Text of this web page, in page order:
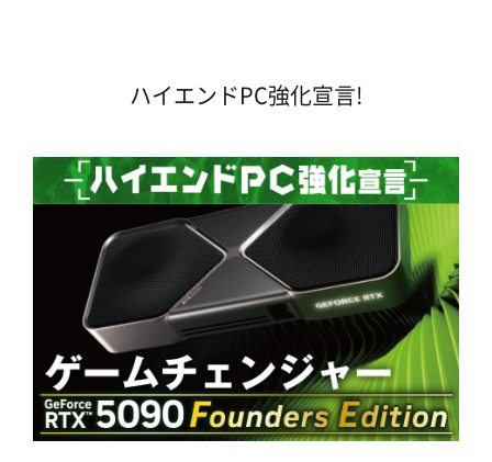
ハイエンドPC強化宣言!